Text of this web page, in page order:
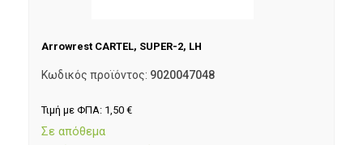
Arrowrest CARTEL, SUPER-2, LH
Κωδικός προϊόντος: 9020047048
Τιμή με ΦΠΑ: 1,50 €
Σε απόθεμα